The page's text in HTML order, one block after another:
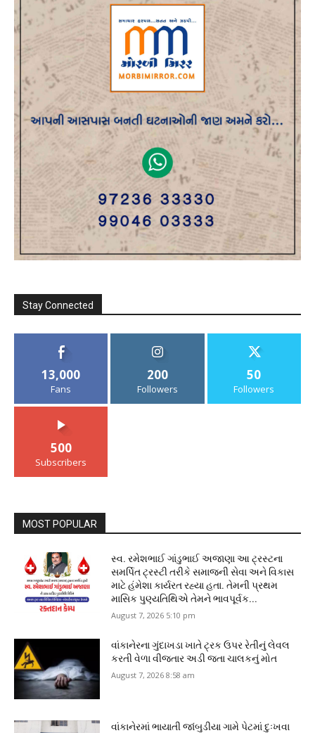
Stay Connected
13,000
Fans
200
Followers
50
Followers
500
Subscribers
MOST POPULAR
સ્વ. રમેશભાઈ ગાંડુભાઈ અજાણા આ ટ્રસ્ટના
સમર્પિત ટ્રસ્ટી તરીકે સમાજની સેવા અને વિકાસ
માટે હંમેશા કાર્યરત રહ્યા હતા. તેમની પ્રથમ
માસિક પુણ્યતિથિએ તેમને ભાવપૂર્વક...
August 7, 2026 5:10 pm
વાંકાનેરના ગુંદાખડા ખાતે ટ્રક ઉપર રેતીનું લેવલ
કરતી વેળા વીજતાર અડી જતા ચાલકનું મોત
August 7, 2026 8:58 am
વાંકાનેરમાં ભાયાતી જાંબુડીયા ગામે પેટમાં દુઃખવા